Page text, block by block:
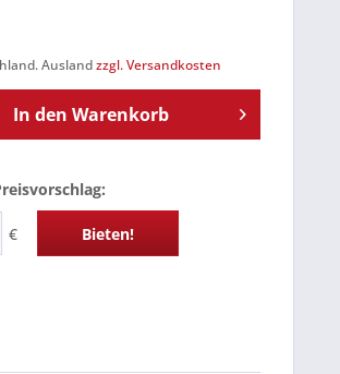
Auslandzzgl. Versandkosten
In den Warenkorb
€ Bieten!